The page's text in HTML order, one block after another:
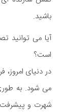
باشید.
آیا می توانید
است؟
در دنیای
می شود. به
شهرت و